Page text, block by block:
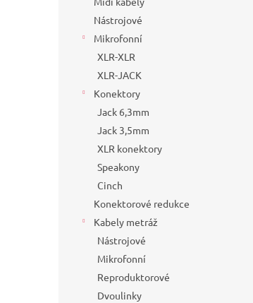
Nástrojové
Mikrofonní
XLR-XLR
XLR-JACK
Konektory
Jack 6,3mm
Jack 3,5mm
XLR konektory
Speakony
Cinch
Konektorové redukce
Kabely metráž
Nástrojové
Mikrofonní
Reproduktorové
Dvoulinky